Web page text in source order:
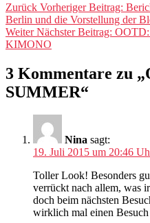
Zurück Vorheriger Beitrag:
Berlin und die Vorstellung der
Weiter Nächster Beitrag:
KIMONO
3 Kommentare zu
SUMMER“
Nina sagt:
19. Juli 2015 um 20:46
Toller Look! Besonders
verrückt nach allem, was
doch beim nächsten
wirklich mal einen Besuch